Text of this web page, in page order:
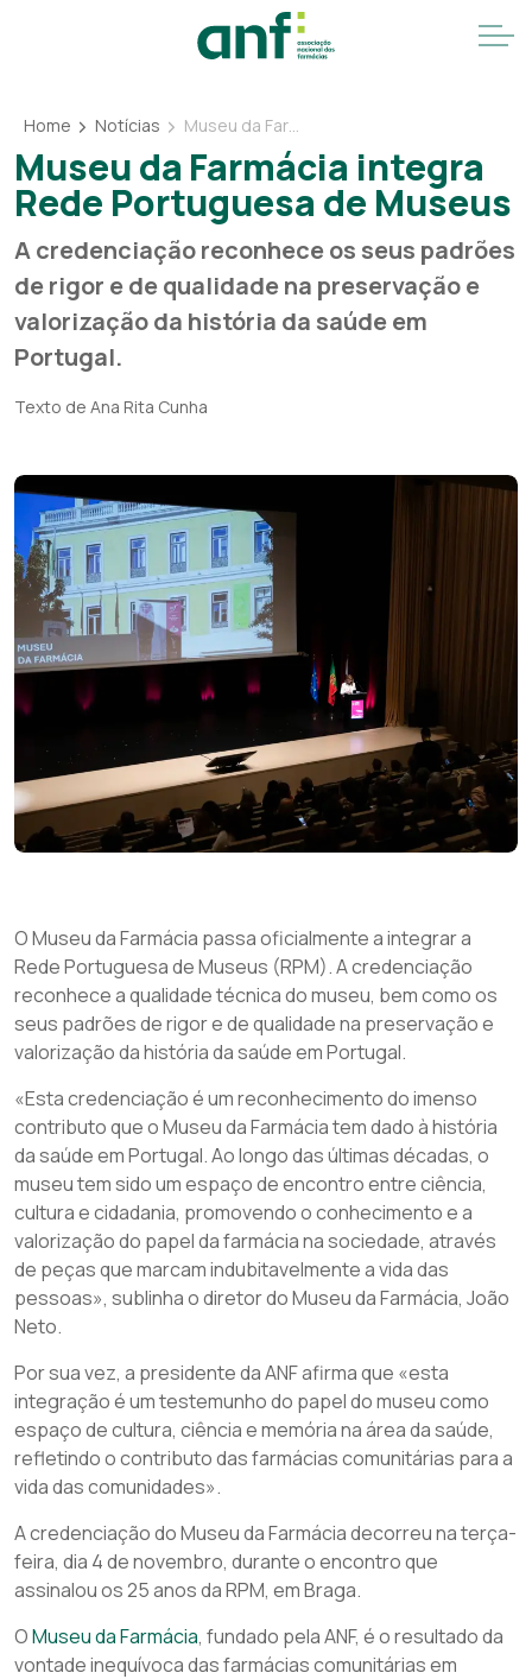
Home Notícias Museu da Farmácia integra Rede Portuguesa de Museus
Museu da Farmácia integra
Rede Portuguesa de Museus
A credenciação reconhece os seus padrões
de rigor e de qualidade na preservação e
valorização da história da saúde em
Portugal.
Texto de Ana Rita Cunha
O Museu da Farmácia passa oficialmente a integrar a
Rede Portuguesa de Museus (RPM). A credenciação
reconhece a qualidade técnica do museu, bem como os
seus padrões de rigor e de qualidade na preservação e
valorização da história da saúde em Portugal.
«Esta credenciação é um reconhecimento do imenso
contributo que o Museu da Farmácia tem dado à história
da saúde em Portugal. Ao longo das últimas décadas, o
museu tem sido um espaço de encontro entre ciência,
cultura e cidadania, promovendo o conhecimento e a
valorização do papel da farmácia na sociedade, através
de peças que marcam indubitavelmente a vida das
pessoas», sublinha o diretor do Museu da Farmácia, João
Neto.
Por sua vez, a presidente da ANF afirma que «esta
integração é um testemunho do papel do museu como
espaço de cultura, ciência e memória na área da saúde,
refletindo o contributo das farmácias comunitárias para a
vida das comunidades».
A credenciação do Museu da Farmácia decorreu na terça-
feira, dia 4 de novembro, durante o encontro que
assinalou os 25 anos da RPM, em Braga.
OMuseu da Farmácia, fundado pela ANF, é o resultado da
vontade inequívoca das farmácias comunitárias em